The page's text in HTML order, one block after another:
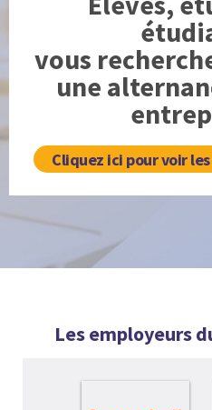
vous
une
Cliquez ici pour voir
Les employeurs